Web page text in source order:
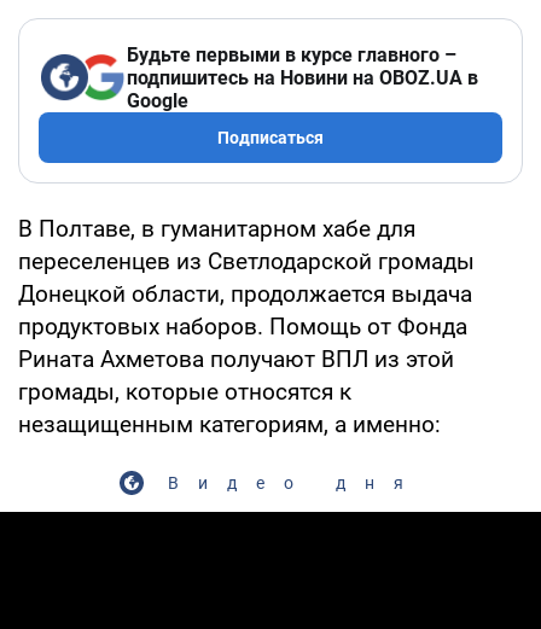
Будьте первыми в курсе главного –
подпишитесь на Новини на OBOZ.UA в
Google
Подписаться
В Полтаве, в гуманитарном хабе для
переселенцев из Светлодарской громады
Донецкой области, продолжается выдача
продуктовых наборов. Помощь от Фонда
Рината Ахметова получают ВПЛ из этой
громады, которые относятся к
незащищенным категориям, а именно:
Видео дня